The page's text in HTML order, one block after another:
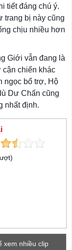
tiết đáng chú ý.
trang bị này cũng
chịu nhiều hơn
Giới vẫn đang là
cận chiến khác
ngọc bổ trợ, Hộ
Dư Chấn cũng
nhất định.
xem nhiều clip